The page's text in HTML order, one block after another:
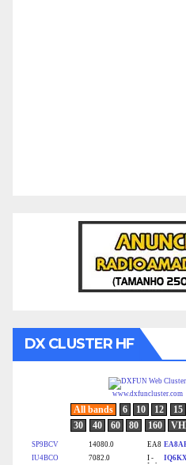
DX CLUSTER HF